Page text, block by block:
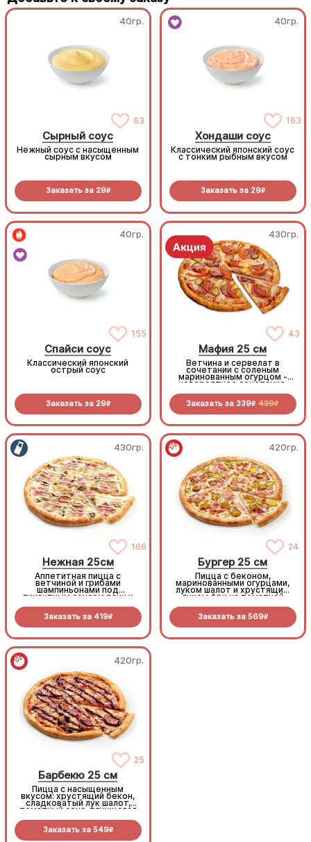
40гр.
63
Сырный соус
Нежный соус с насыщенным
сырным вкусом
Заказать за 29R
40гр.
163
Хондаши соус
Классический японский соус
с тонким рыбным вкусом
Заказать за 29R
40гр.
155
Спайси соус
Классический японский
острый соус
Заказать за 29R
430гр.
43
Мафия 25 см
Ветчина и сервелат в
сочетании с соленым
маринованным огурцом -
невероятное сочетание,
попробовать!
Заказать за 339R 439R
430гр.
166
Нежная 25см
Аппетитная пицца с
ветчиной и грибами
шампиньонами под
пикантным соусом ранч и
Заказать за 419R
420гр.
24
Бургер 25 см
Пицца с беконом,
маринованными огурцами,
луком шалот и хрустящим
луком фри на томатной
Заказать за 569R
420гр.
25
Барбекю 25 см
Пицца с насыщенным
вкусом: хрустящий бекон,
сладковатый лук шалот,
томатный соус, тянущаяся
Заказать за 549R